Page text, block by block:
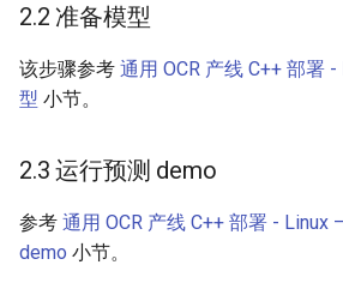
2.2 准备模型
该步骤参考 通用 OCR 产线 C++ 部署
型 小节。
2.3 运行预测 demo
参考 通用 OCR 产线 C++ 部署 - Linux
demo 小节。